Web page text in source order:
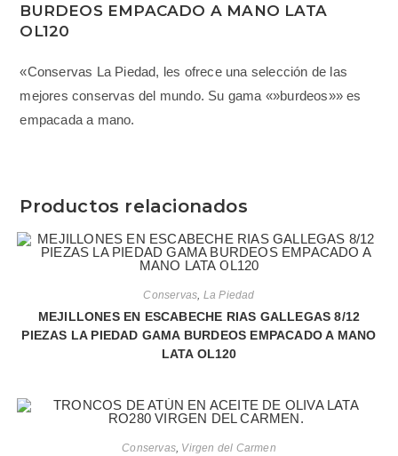
BURDEOS EMPACADO A MANO LATA
OL120
«Conservas La Piedad, les ofrece una selección de las
mejores conservas del mundo. Su gama «»burdeos»» es
empacada a mano.
Productos relacionados
Conservas La Piedad
MEJILLONES EN ESCABECHE RIAS GALLEGAS 8/12
PIEZAS LA PIEDAD GAMA BURDEOS EMPACADO A MANO
LATA OL120
Conservas, Virgen del Carmen